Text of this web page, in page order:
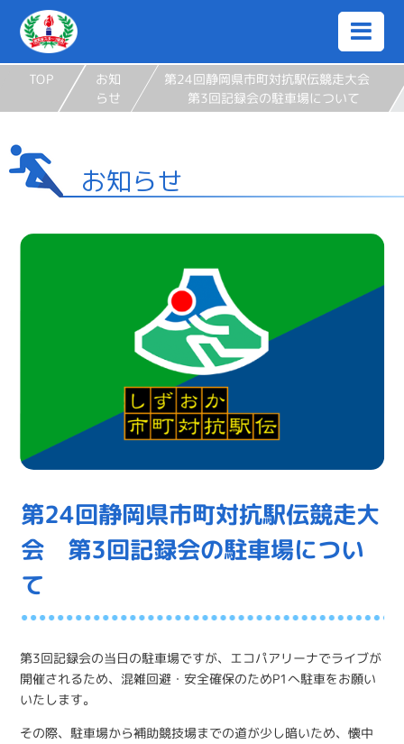
TOP
お知
らせ
第24回静岡県市町対抗駅伝競走大会
第3回記録会の駐車場について
お知らせ
第24回静岡県市町対抗駅伝競走大
会 第3回記録会の駐車場につい
て
第3回記録会の当日の駐車場ですが、エコパアリーナでライブが
開催されるため、混雑回避・安全確保のためP1へ駐車をお願い
いたします。
その際、駐車場から補助競技場までの道が少し暗いため、懐中